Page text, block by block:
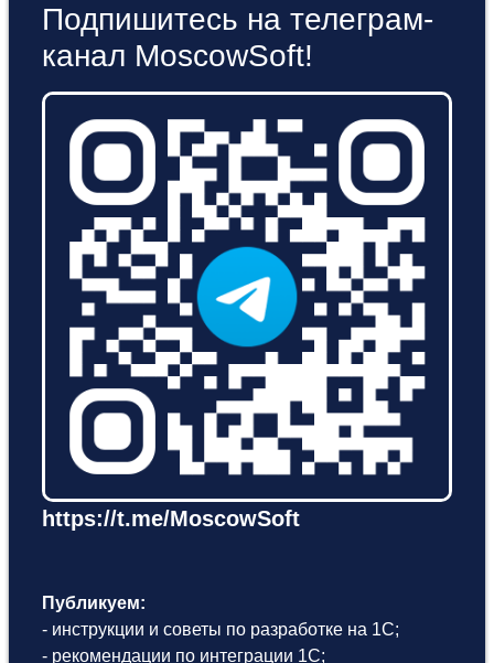
Подпишитесь на телеграм-
канал MoscowSoft!
https://t.me/MoscowSoft
Публикуем:
- инструкции и советы по разработке на 1С;
- рекомендации по интеграции 1С;